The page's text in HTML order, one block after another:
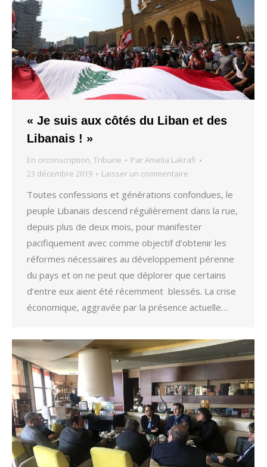
« Je suis aux côtés du Liban et des
Libanais ! »
En circonscription, Tribune ParAmelia Lakrafi
23 décembre 2019
Laisser un commentaire
Toutes confessions et générations confondues, le
peuple Libanais descend régulièrement dans la rue,
depuis plus de deux mois, pour manifester
pacifiquement avec comme objectif d’obtenir les
réformes nécessaires au développement pérenne
du pays et on ne peut que déplorer que certains
d’entre eux aient été récemment blessés. La crise
économique, aggravée par la présence actuelle…